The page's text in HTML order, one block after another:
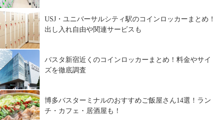
USJ・ユニバーサルシティ駅のコインロッカーまとめ！
出し入れ自由や関連サービスも
バスタ新宿近くのコインロッカーまとめ！料金やサイ
ズを徹底調査
博多バスターミナルのおすすめご飯屋さん14選！ラン
チ・カフェ・居酒屋も！